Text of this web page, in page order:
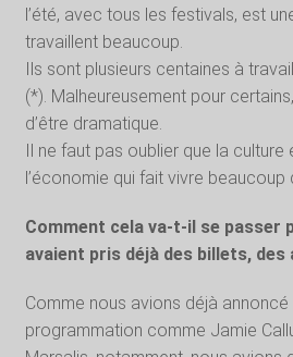
l’été, avec tous les festivals, est
travaillent beaucoup.
Ils sont plusieurs centaines à
(*). Malheureusement pour
d’être dramatique.
Il ne faut pas oublier que la
l’économie qui fait vivre beaucoup
Comment cela va-t-il se passer
avaient pris déjà des billets, des
Comme nous avions déjà
programmation comme Jamie